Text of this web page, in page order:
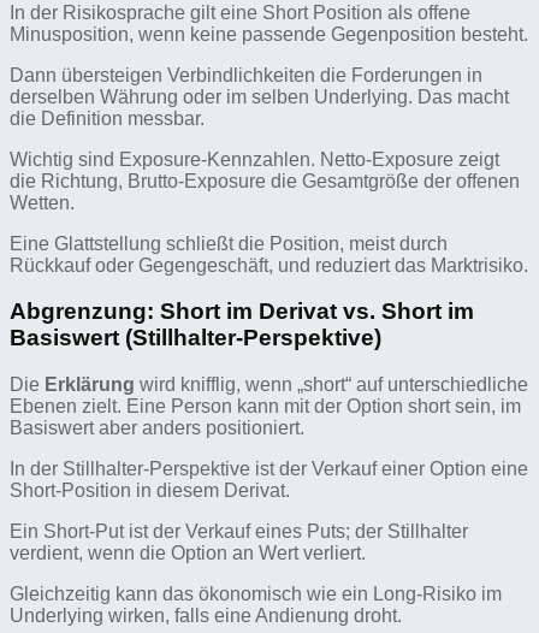
In der Risikosprache gilt eine Short Position als offene
Minusposition, wenn keine passende Gegenposition besteht.
Dann übersteigen Verbindlichkeiten die Forderungen in
derselben Währung oder im selben Underlying. Das macht
die Definition messbar.
Wichtig sind Exposure-Kennzahlen. Netto-Exposure zeigt
die Richtung, Brutto-Exposure die Gesamtgröße der offenen
Wetten.
Eine Glattstellung schließt die Position, meist durch
Rückkauf oder Gegengeschäft, und reduziert das Marktrisiko.
Abgrenzung: Short im Derivat vs. Short im
Basiswert (Stillhalter-Perspektive)
Die Erklärung wird knifflig, wenn „short“ auf unterschiedliche
Ebenen zielt. Eine Person kann mit der Option short sein, im
Basiswert aber anders positioniert.
In der Stillhalter-Perspektive ist der Verkauf einer Option eine
Short-Position in diesem Derivat.
Ein Short-Put ist der Verkauf eines Puts; der Stillhalter
verdient, wenn die Option an Wert verliert.
Gleichzeitig kann das ökonomisch wie ein Long-Risiko im
Underlying wirken, falls eine Andienung droht.